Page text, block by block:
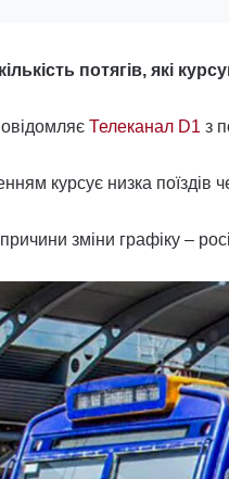
потягів, які
Телеканал D1 з
курсує низка
зміни графіку –